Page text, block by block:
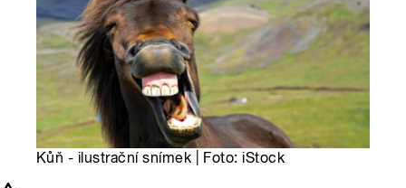
Kůň - ilustrační snímek | Foto: iStock